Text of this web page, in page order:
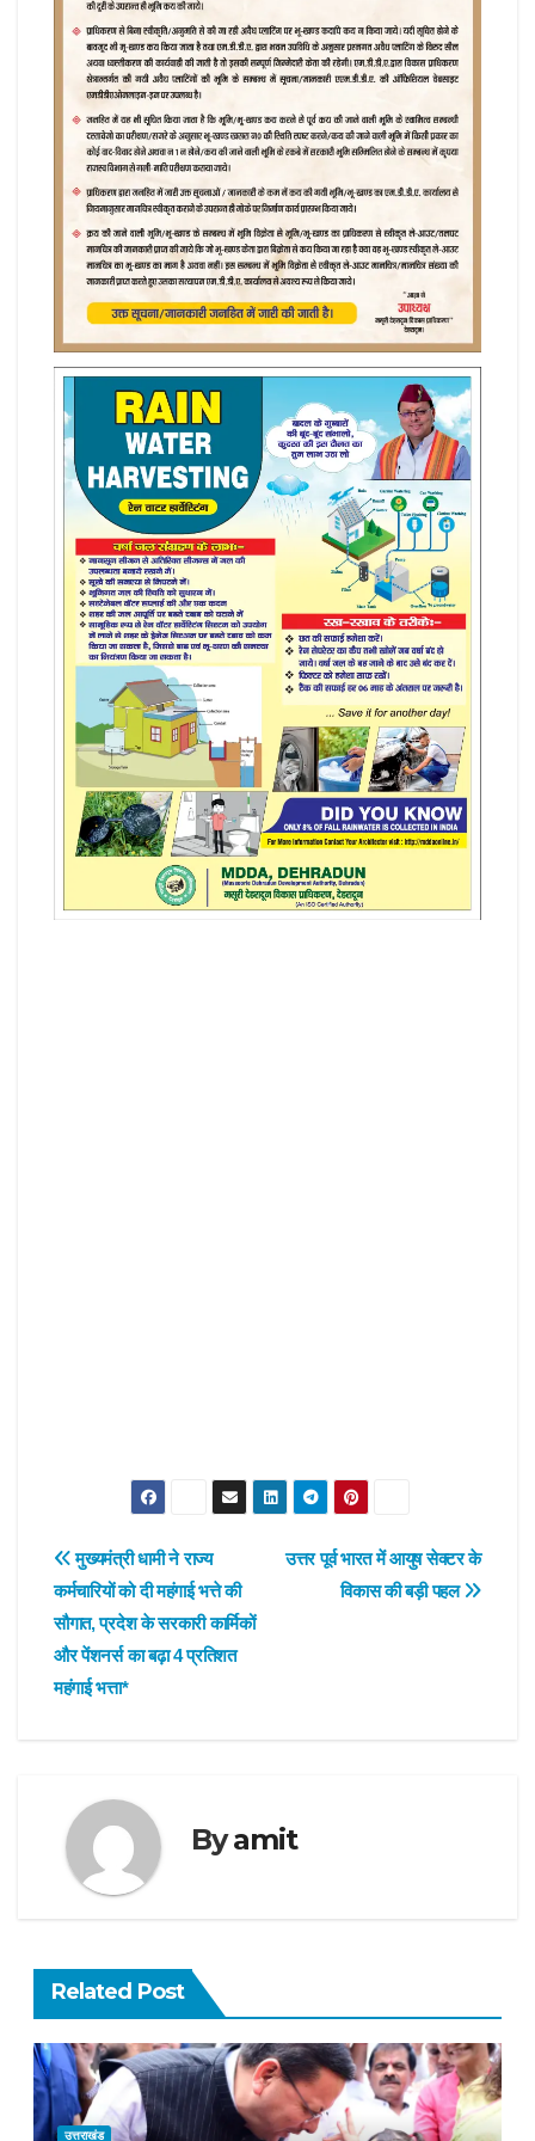
Post
navigation
उत्तर पूर्व भारत में आयुष सेक्टर के
विकास की बड़ी पहल
मुख्यमंत्री धामी ने राज्य
कर्मचारियों को दी महंगाई भत्ते की
सौगात, प्रदेश के सरकारी कार्मिकों
और पेंशनर्स का बढ़ा 4 प्रतिशत
महंगाई भत्ता*
Byamit
Related Post
उत्तराखंड